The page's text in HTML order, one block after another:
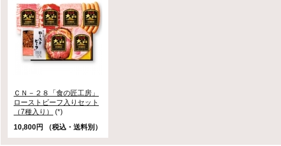
ＣＮ－２８「食の匠工房」
ローストビーフ入りセット
（7種入り）
(*)
10,800円 （税込・送料別）